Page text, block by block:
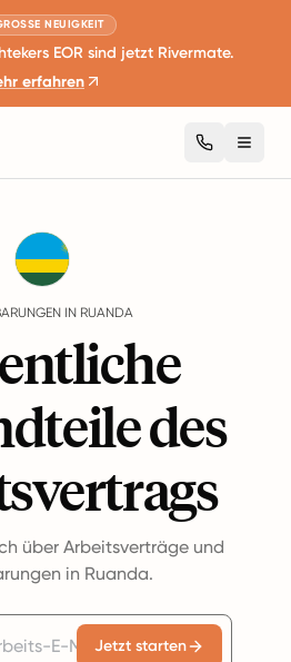
NEUIGKEIT
EOR sind jetzt Rivermate.
erfahren
IN RUANDA
des
über Arbeitsverträge und
in Ruanda.
Jetzt starten